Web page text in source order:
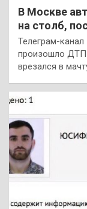
В Москве
на столб,
Телеграм-
произошло ДТП
врезался в